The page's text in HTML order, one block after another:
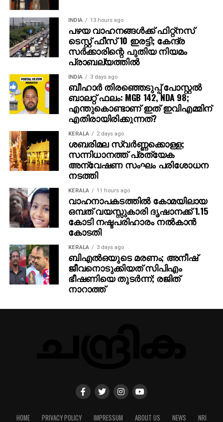
INDIA 13 hours ago
പഴയ വാഹനങ്ങള്‍ക്ക് ഫിറ്റ്‌നസ്
ടെസ്റ്റ് ഫീസ് 10 ഇരട്ടി; കേന്ദ്ര
സര്‍ക്കാരിന്റെ പുതിയ നിയമം
പ്രാബല്യത്തില്‍
INDIA 3 days ago
ബീഹാർ തിരഞ്ഞെടുപ്പ് പോസ്റ്റൽ
ബാലറ്റ് ഫലം: MGB 142, NDA 98;
എന്തുകൊണ്ടാണ് ഇത് ഇവിഎമ്മിന്
എതിരായിരിക്കുന്നത്?
KERALA 2 days ago
ശബരിമല സ്വര്‍ണ്ണക്കൊള്ള;
സന്നിധാനത്ത് പ്രത്യേക
അന്വേഷണ സംഘം പരിശോധന
നടത്തി
KERALA 11 hours ago
വാഹനാപകടത്തില്‍ കോമയിലായ
ഒമ്പത് വയസ്സുകാരി ദൃഷാനക്ക് 1.15
കോടി നഷ്ടപരിഹാരം നല്‍കാന്‍
കോടതി
KERALA 3 days ago
ബിഎല്‍ഒയുടെ മരണം; അനീഷ്
ജീവനൊടുക്കിയത് സിപിഎം
ഭീഷണിയെ തുടര്‍ന്ന്; രജിത്
നാറാത്ത്
HOME PRIVACY POLICY IMPRESSUM ABOUT US NEWS NRI